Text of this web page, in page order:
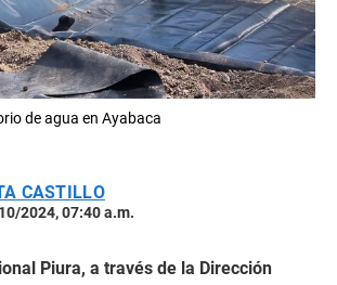
de agua en Ayabaca
CASTILLO
2024, 07:40 a.m.
Piura, a través de la Dirección